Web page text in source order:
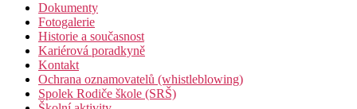
Dokumenty
Fotogalerie
Historie a současnost
Kariérová poradkyně
Kontakt
Ochrana oznamovatelů (whistleblowing)
Spolek Rodiče škole (SRŠ)